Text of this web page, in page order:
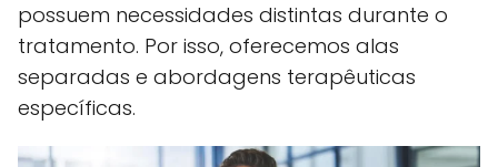
possuem necessidades distintas durante o
tratamento. Por isso, oferecemos alas
separadas e abordagens terapêuticas
específicas.